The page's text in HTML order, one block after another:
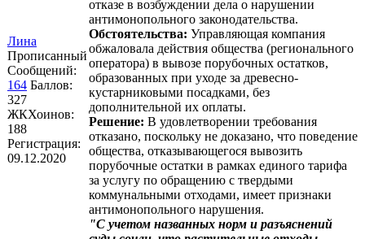
Лина
Прописанный
Сообщений:
164 Баллов:
327
ЖКХоинов:
188
Регистрация:
09.12.2020
отказе в возбуждении дела о нарушении
антимонопольного законодательства.
Обстоятельства: Управляющая компания
обжаловала действия общества (регионального
оператора) в вывозе порубочных остатков,
образованных при уходе за древесно-
кустарниковыми посадками, без
дополнительной их оплаты.
Решение: В удовлетворении требования
отказано, поскольку не доказано, что поведение
общества, отказывающегося вывозить
порубочные остатки в рамках единого тарифа
за услугу по обращению с твердыми
коммунальными отходами, имеет признаки
антимонопольного нарушения.
"С учетом названных норм и разъяснений